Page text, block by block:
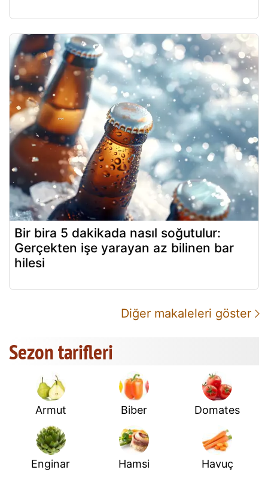
Bir bira 5 dakikada nasıl soğutulur:
Gerçekten işe yarayan az bilinen bar
hilesi
Diğer makaleleri göster
Sezon tarifleri
Armut Biber Domates
Enginar Hamsi Havuç